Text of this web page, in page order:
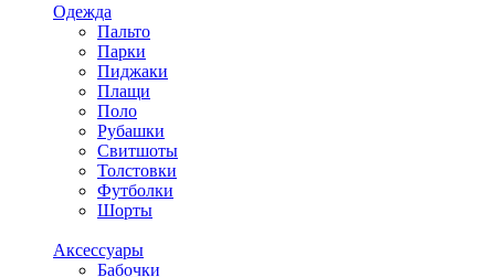
Одежда
Пальто
Парки
Пиджаки
Плащи
Поло
Рубашки
Свитшоты
Толстовки
Футболки
Шорты
Аксессуары
Бабочки